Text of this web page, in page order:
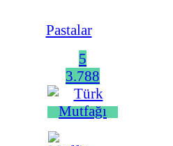
Pastalar
5
3.788